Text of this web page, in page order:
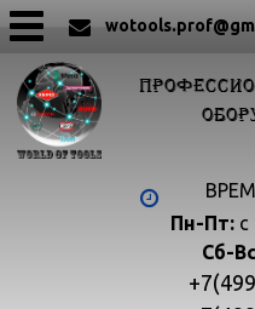
Пн-Пт: с
Сб-